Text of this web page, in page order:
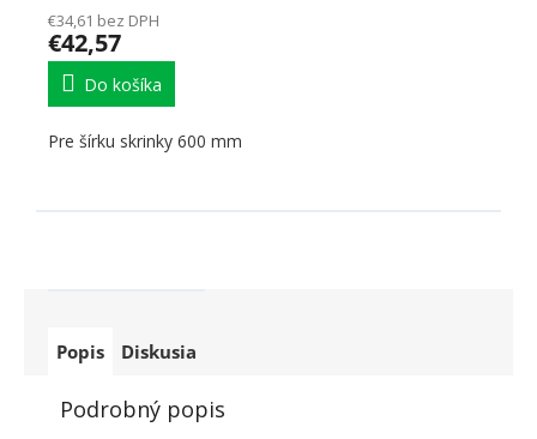
€34,61 bez DPH
€42,57
Do košíka
Pre šírku skrinky 600 mm
Popis Diskusia
Podrobný popis